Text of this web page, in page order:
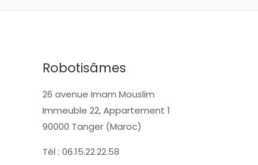
Robotisâmes
26 avenue Imam Mouslim
Immeuble 22, Appartement 1
90000 Tanger (Maroc)
Tél : 06.15.22.22.58